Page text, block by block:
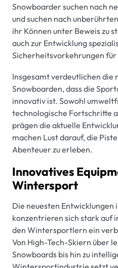
Snowboarder suchen nach
und suchen nach
ihr Können unter Beweis zu
auch zur Entwicklung
Sicherheitsvorkehrungen
Insgesamt verdeutlichen die
Snowboarden, dass die
innovativ ist. Sowohl
technologische Fortschritte
prägen die aktuelle
machen Lust darauf, die
Abenteuer zu erleben.
Innovatives
Wintersport
Die neuesten
konzentrieren sich stark auf
den Wintersportlern ein
Von High-Tech-Skiern über
Snowboards bis hin zu